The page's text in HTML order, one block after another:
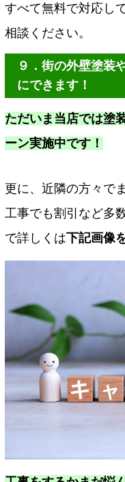
すべて無料で対応し
相談ください。
９．街の外壁塗装
にできます！
ただいま当店では塗
ーン実施中です！
更に、近隣の方々で
工事でも割引など多
で詳しくは下記画像